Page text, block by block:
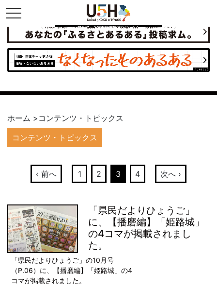
toggle navigation
県公式・兵庫五国連邦プロジェクト
ホーム > コンテンツ・トピックス
コンテンツ・トピックス
‹ 前へ 1 2 3 4 次へ ›
「県民だよりひょうご」
に、【播磨編】「姫路城」
の4コマが掲載されまし
た。
「県民だよりひょうご」の10月号
（P.06）に、【播磨編】「姫路城」の4
コマが掲載されました。